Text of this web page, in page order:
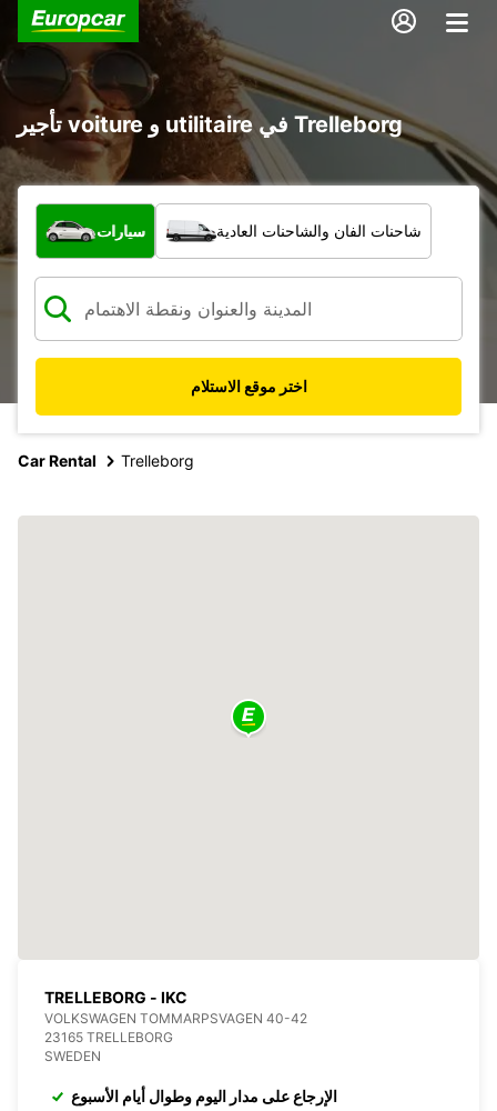
تأجير voiture و utilitaire في Trelleborg
ما نوع المركبة؟
سيارات شاحنات الفان والشاحنات العادية
اختر موقع الاستلام
Car Rental Trelleborg
TRELLEBORG - IKC
VOLKSWAGEN TOMMARPSVAGEN 40-42
23165 TRELLEBORG
SWEDEN
الإرجاع على مدار اليوم وطوال أيام الأسبوع